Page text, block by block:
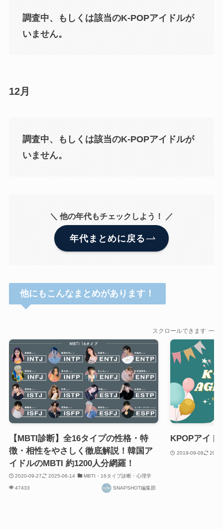
調査中、もしくは該当のK-POPアイドルが
いません。
12月
調査中、もしくは該当のK-POPアイドルが
いません。
＼ 他の年代もチェックしよう！ ／
年代まとめに戻る
他にもこんなまとめがあります！
スクロールできます
【MBTI診断】全16タイプの性格・特
徴・相性をやさしく徹底解説！韓国ア
イドルのMBTI 約1200人分網羅！
2020-09-27 2025-06-14 MBTI・16タイプ診断・心理学
47433 SNAPSHOT編集部
KPOPアイド
2019-09-08